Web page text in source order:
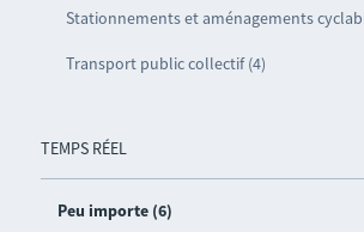
Stationnements et aménagements
Transport public collectif (4)
TEMPS RÉEL
Peu importe (6)